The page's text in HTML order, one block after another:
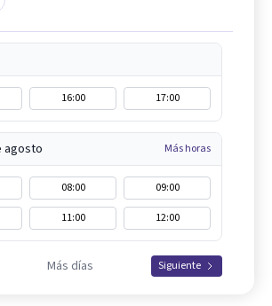
16:00 17:00
agosto Más horas
08:00
09:00
11:00 12:00
Más días Siguiente